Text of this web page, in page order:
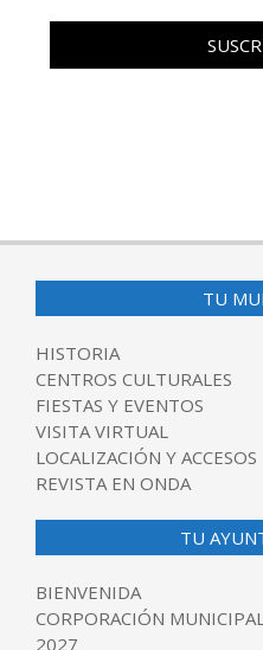
TU
HISTORIA
CENTROS CULTURALES
FIESTAS Y EVENTOS
VISITA VIRTUAL
LOCALIZACIÓN Y ACCESOS
REVISTA EN ONDA
TU
BIENVENIDA
CORPORACIÓN
2027